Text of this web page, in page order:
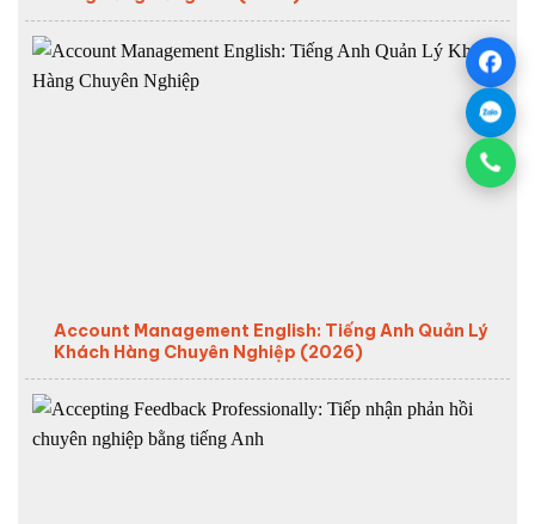
Account Management English: Tiếng Anh Quản Lý
Khách Hàng Chuyên Nghiệp (2026)